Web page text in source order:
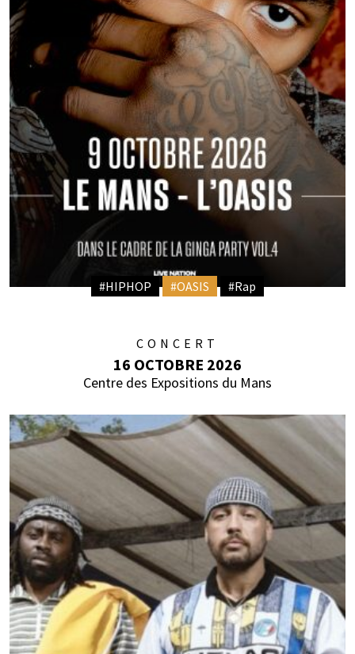
#HIPHOP #OASIS #Rap
CONCERT
16 OCTOBRE 2026
Centre des Expositions du Mans